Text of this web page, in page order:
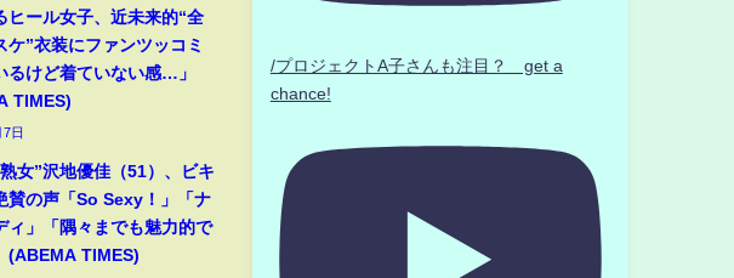
ヒール女子、近未来的“全
ケ”衣装にファンツッコミ
るけど着ていない感…」
TIMES)
日
女”沢地優佳（51）、ビキ
賛の声「So Sexy！」「ナ
ィ」「隅々までも魅力的で
(ABEMA TIMES)
/プロジェクトA子さんも注目？ get a
chance!